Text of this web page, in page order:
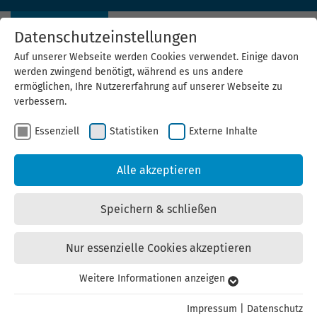
Förderaufruf für batterieelektrische Nutz- und
Bis zu 50 % Zuschuss für Anschaffung und Umrüstung sichern!
Datenschutzeinstellungen
Auf unserer Webseite werden Cookies verwendet. Einige davon
werden zwingend benötigt, während es uns andere
ermöglichen, Ihre Nutzererfahrung auf unserer Webseite zu
verbessern.
Essenziell Statistiken Externe Inhalte
Alle akzeptieren
Speichern & schließen
Nur essenzielle Cookies akzeptieren
Essenzielle Cookies werden für grundlegende Funktionen der
Weitere Informationen anzeigen
Impressum Datenschutz